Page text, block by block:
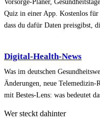
Vorsorge-Planer,
Quiz in einer App. Kostenlos
dass du dafür Daten preisgibst,
Digital-Health-News
Was im deutschen
Änderungen, neue
mit Bestes-Lens: was bedeutet
Wer steckt dahinter